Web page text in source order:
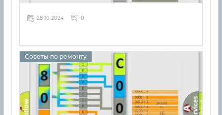
28 10 2024 0
Советы по ремонту